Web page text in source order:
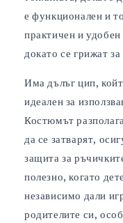
е функционален и
практичен и
докато се грижат
Има дълъг цип,
идеален за
Костюмът
да се затварят,
защита за
полезно, когато
независимо дали
родителите си,